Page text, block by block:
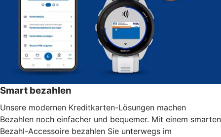
Smart bezahlen
Unsere modernen Kreditkarten-Lösungen machen
Bezahlen noch einfacher und bequemer. Mit einem smarten
Bezahl-Accessoire bezahlen Sie unterwegs im